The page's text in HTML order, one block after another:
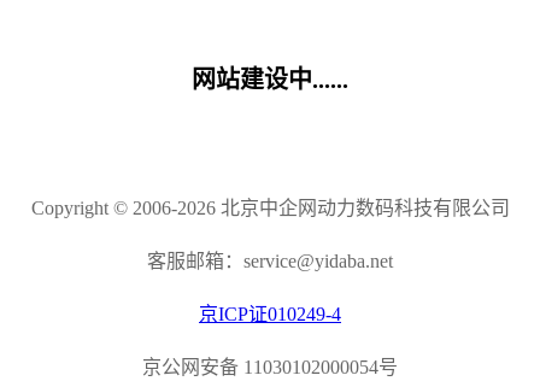
网站建设中......
Copyright © 2006-2026 北京中企网动力数码科技有限公司
客服邮箱：service@yidaba.net
京ICP证010249-4
京公网安备 11030102000054号